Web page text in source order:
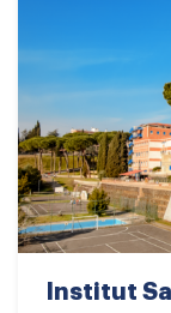
Institut